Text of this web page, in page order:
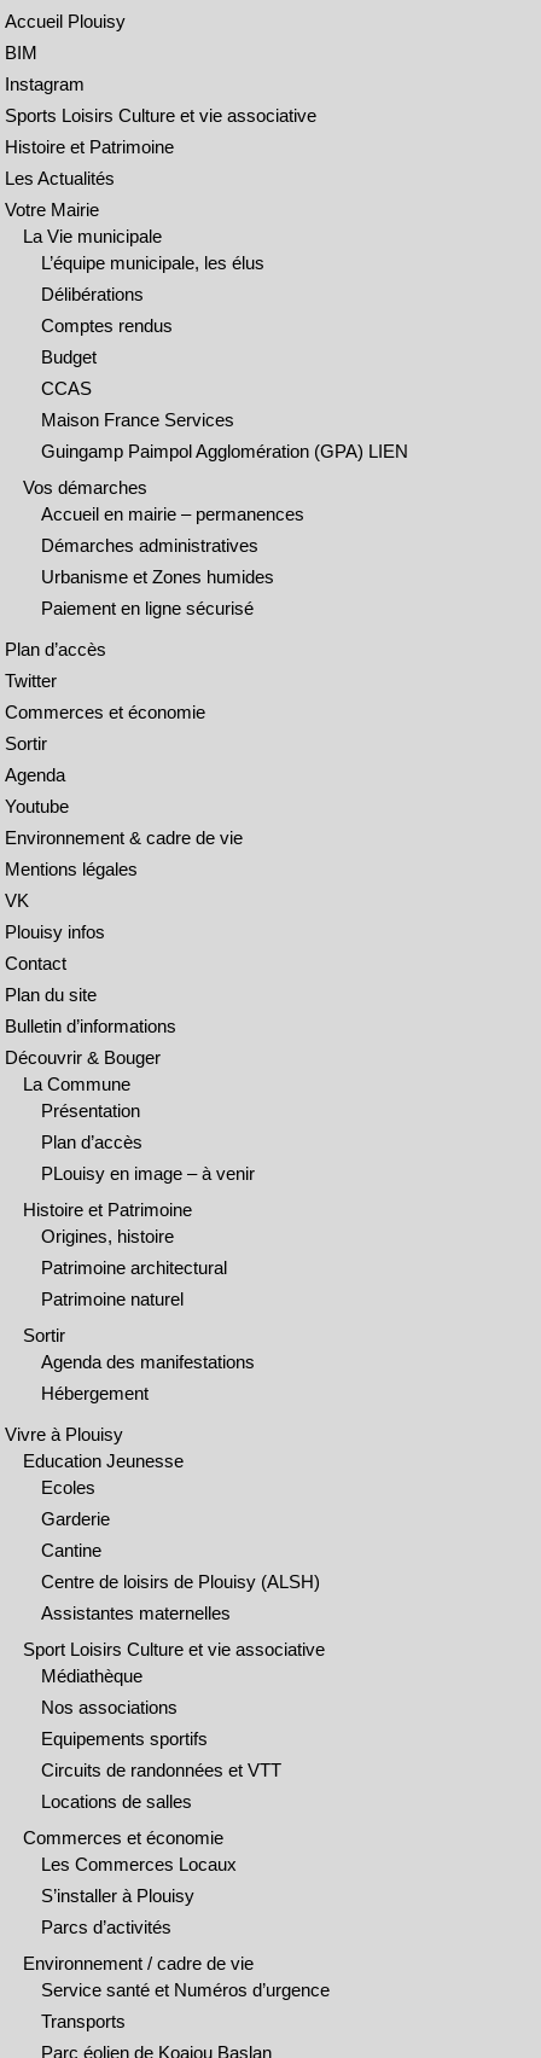
Accueil Plouisy
BIM
Instagram
Sports Loisirs Culture et vie associative
Histoire et Patrimoine
Les Actualités
Votre Mairie
La Vie municipale
L’équipe municipale, les élus
Délibérations
Comptes rendus
Budget
CCAS
Maison France Services
Guingamp Paimpol Agglomération (GPA) LIEN
Vos démarches
Accueil en mairie – permanences
Démarches administratives
Urbanisme et Zones humides
Paiement en ligne sécurisé
Plan d’accès
Twitter
Commerces et économie
Sortir
Agenda
Youtube
Environnement & cadre de vie
Mentions légales
VK
Plouisy infos
Contact
Plan du site
Bulletin d’informations
Découvrir & Bouger
La Commune
Présentation
Plan d’accès
PLouisy en image – à venir
Histoire et Patrimoine
Origines, histoire
Patrimoine architectural
Patrimoine naturel
Sortir
Agenda des manifestations
Hébergement
Vivre à Plouisy
Education Jeunesse
Ecoles
Garderie
Cantine
Centre de loisirs de Plouisy (ALSH)
Assistantes maternelles
Sport Loisirs Culture et vie associative
Médiathèque
Nos associations
Equipements sportifs
Circuits de randonnées et VTT
Locations de salles
Commerces et économie
Les Commerces Locaux
S’installer à Plouisy
Parcs d’activités
Environnement / cadre de vie
Service santé et Numéros d’urgence
Transports
Parc éolien de Koajou Baslan